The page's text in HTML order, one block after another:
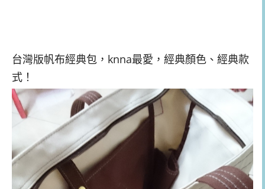
台灣版帆布經典包，knna最愛，經典顏色、經典款
式！